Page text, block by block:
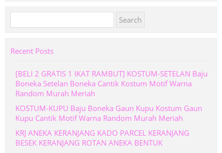
for:
Recent Posts
[BELI 2 GRATIS 1 IKAT RAMBUT] KOSTUM-SETELAN Baju
Boneka Setelan Boneka Cantik Kostum Motif Warna
Random Murah Meriah
KOSTUM-KUPU Baju Boneka Gaun Kupu Kostum Gaun
Kupu Cantik Motif Warna Random Murah Meriah
KRJ ANEKA KERANJANG KADO PARCEL KERANJANG
BESEK KERANJANG ROTAN ANEKA BENTUK